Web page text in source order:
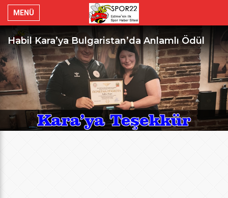
MENÜ
Habil Kara’ya Bulgaristan’da Anlamlı Ödül